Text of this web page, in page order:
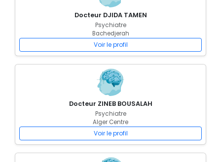
Docteur DJIDA TAMEN
Psychiatre
Bachedjerah
Voir le profil
Docteur ZINEB BOUSALAH
Psychiatre
Alger Centre
Voir le profil